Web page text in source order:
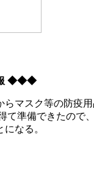
服 ◆◆◆
マスク等の防疫
準備できたので
なる。